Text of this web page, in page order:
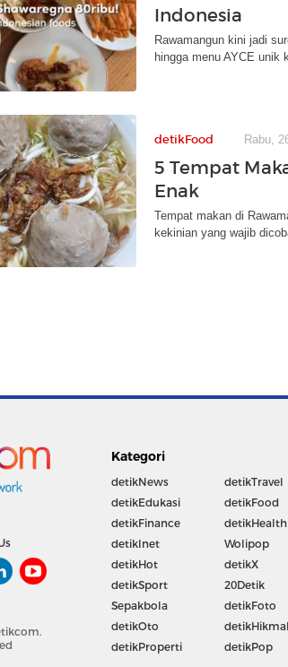
Indonesia
Rawamangun kini jadi
hingga menu AYCE unik
detikFood Rabu,
5 Tempat
Enak
Tempat makan di
kekinian yang wajib
Kategori
detikNews
detikEdukasi
detikFinance
detikInet
detikHot
detikSport
Sepakbola
detikOto
detikProperti
detikTravel
detikFood
detikHealth
Wolipop
detikX
20Detik
detikFoto
detikPop